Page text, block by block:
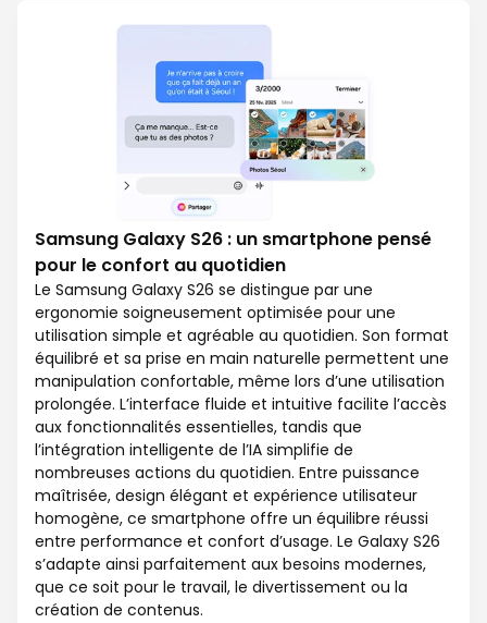
Samsung Galaxy S26 : un smartphone pensé
pour le confort au quotidien
Le Samsung Galaxy S26 se distingue par une
ergonomie soigneusement optimisée pour une
utilisation simple et agréable au quotidien. Son format
équilibré et sa prise en main naturelle permettent une
manipulation confortable, même lors d’une utilisation
prolongée. L’interface fluide et intuitive facilite l’accès
aux fonctionnalités essentielles, tandis que
l’intégration intelligente de l’IA simplifie de
nombreuses actions du quotidien. Entre puissance
maîtrisée, design élégant et expérience utilisateur
homogène, ce smartphone offre un équilibre réussi
entre performance et confort d’usage. Le Galaxy S26
s’adapte ainsi parfaitement aux besoins modernes,
que ce soit pour le travail, le divertissement ou la
création de contenus.